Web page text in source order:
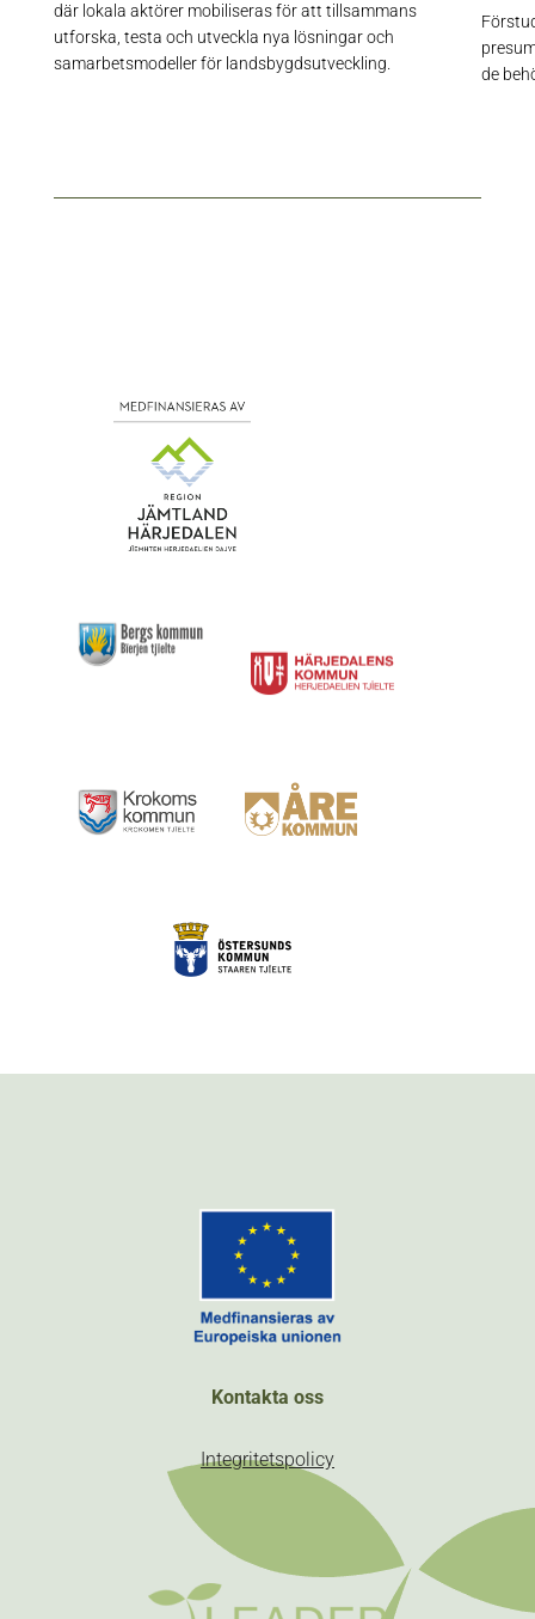
där lokala aktörer mobiliseras för att tillsammans
utforska, testa och utveckla nya lösningar och
samarbetsmodeller för landsbygdsutveckling.
de
Kontakta oss
Integritetspolicy